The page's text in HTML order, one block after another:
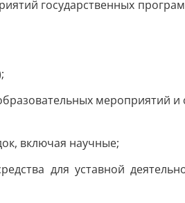
государственных
мероприятий и
включая научные;
для уставной